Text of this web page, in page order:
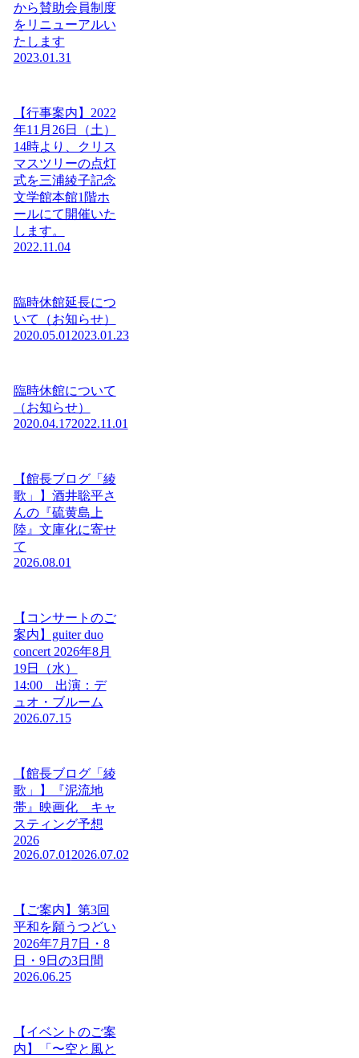
から賛助会員制度
をリニューアルい
たします
2023.01.31
【行事案内】2022
年11月26日（土）
14時より、クリス
マスツリーの点灯
式を三浦綾子記念
文学館本館1階ホ
ールにて開催いた
します。
2022.11.04
臨時休館延長につ
いて（お知らせ）
2020.05.01 2023.01.23
臨時休館について
（お知らせ）
2020.04.172022.11.01
【館長ブログ「綾
歌」】酒井聡平さ
んの『硫黄島上
陸』文庫化に寄せ
て
2026.08.01
【コンサートのご
案内】guiter duo
concert 2026年8月
19日（水）
14:00 出演：デ
ュオ・ブルーム
2026.07.15
【館長ブログ「綾
歌」】『泥流地
帯』映画化 キャ
スティング予想
2026
2026.07.01 2026.07.02
【ご案内】第3回
平和を願うつどい
2026年7月7日・8
日・9日の3日間
2026.06.25
【イベントのご案
内】「〜空と風と